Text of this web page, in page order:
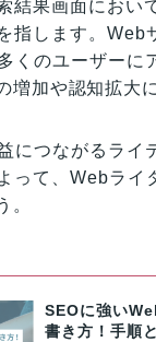
結果画面におい
指します。Web
くのユーザーに
増加や認知拡大
につながるライ
って、Webライ
。
SEOに強い
書き方！手順